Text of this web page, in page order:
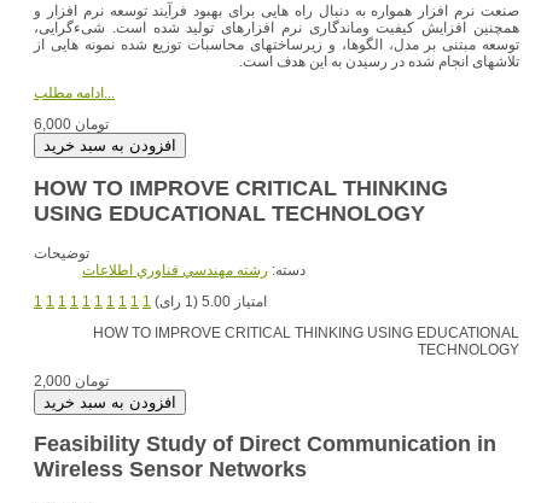
صنعت نرم افزار همواره به دنبال راه هایی برای بهبود فرآیند توسعه نرم افزار و
همچنین افزایش کیفیت وماندگاری نرم افزارهای تولید شده است. شیءگرایی،
توسعه مبتنی بر مدل، الگوها، و زیرساختهای محاسبات توزیع شده نمونه هایی از
تلاشهای انجام شده در رسیدن به این هدف است.
6,000 تومان
HOW TO IMPROVE CRITICAL THINKING
USING EDUCATIONAL TECHNOLOGY
توضیحات
دسته: رشته مهندسي فناوري اطلاعات
1 1 1 1 1 1 1 1 1 1
امتیاز 5.00 (1 رای)
HOW TO IMPROVE CRITICAL THINKING USING EDUCATIONAL
TECHNOLOGY
2,000 تومان
Feasibility Study of Direct Communication in
Wireless Sensor Networks